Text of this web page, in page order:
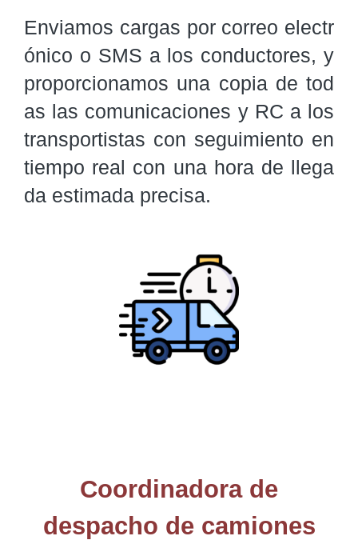
Enviamos cargas por correo electr
ónico o SMS a los conductores, y
proporcionamos una copia de tod
as las comunicaciones y RC a los
transportistas con seguimiento en
tiempo real con una hora de llega
da estimada precisa.
Coordinadora de
despacho de camiones